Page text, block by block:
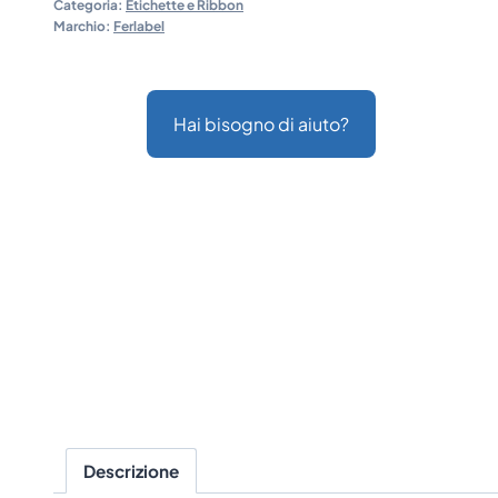
Categoria: Etichette e Ribbon
Marchio: Ferlabel
Hai bisogno di aiuto?
Descrizione